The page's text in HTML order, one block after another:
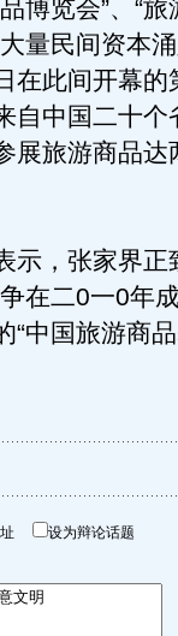
览会”、“旅
量民间资本
在此间开幕的
自中国二十个
展旅游商品达
，张家界正
在二0一0年
中国旅游商
址 设为辩论话题